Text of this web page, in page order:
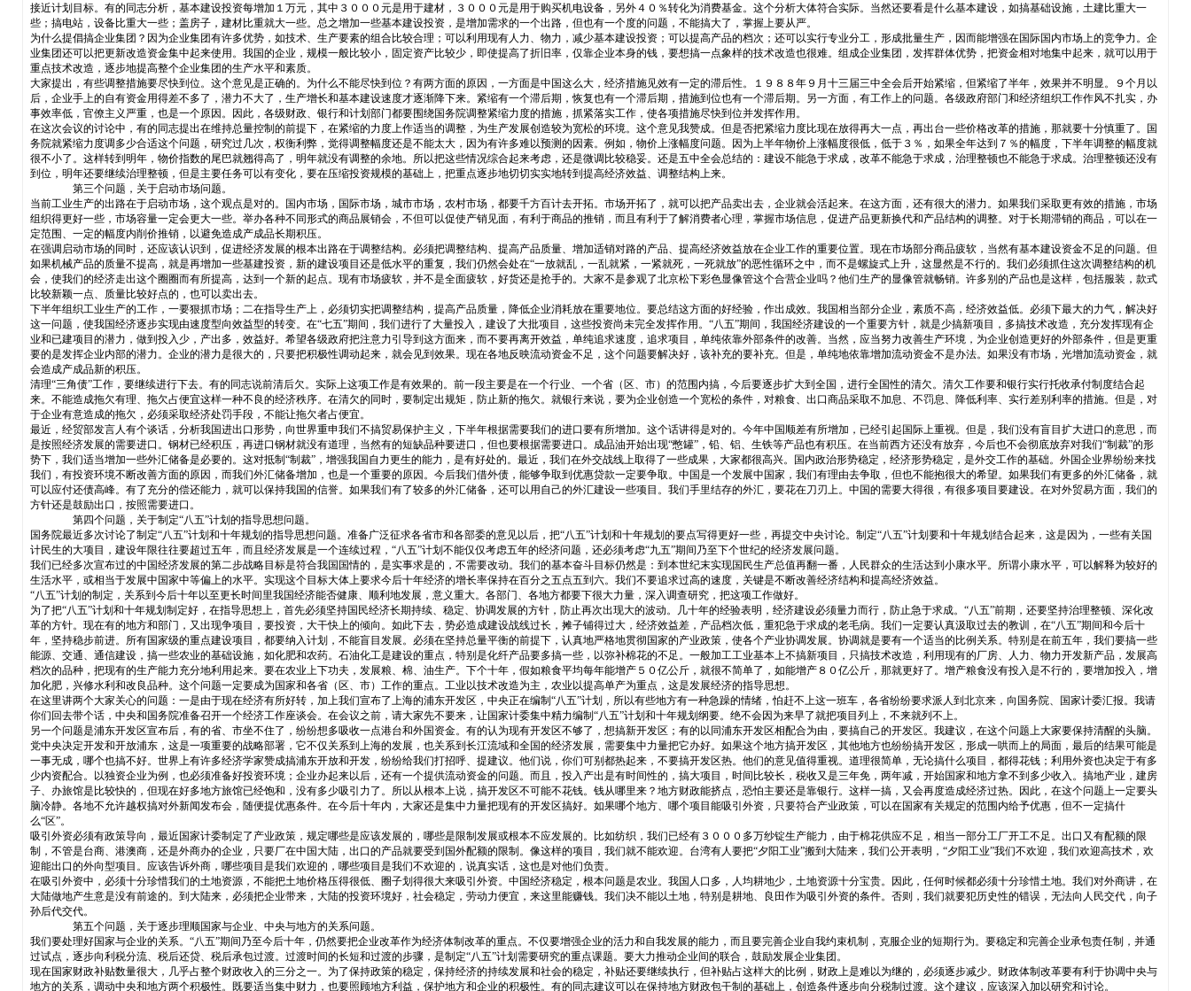
接近计划目标。有的同志分析，基本建设投资每增加１万元，其中３０００元是用于建材，３０００元是用于购买机电设备，另外４０％转化为消费基金。这个分析大体符合实际。当然还要看是什么基本建设，如搞基础设施，土建比重大一
些；搞电站，设备比重大一些；盖房子，建材比重就大一些。总之增加一些基本建设投资，是增加需求的一个出路，但也有一个度的问题，不能搞大了，掌握上要从严。
为什么提倡搞企业集团？因为企业集团有许多优势，如技术、生产要素的组合比较合理；可以利用现有人力、物力，减少基本建设投资；可以提高产品的档次；还可以实行专业分工，形成批量生产，因而能增强在国际国内市场上的竞争力。企
业集团还可以把更新改造资金集中起来使用。我国的企业，规模一般比较小，固定资产比较少，即使提高了折旧率，仅靠企业本身的钱，要想搞一点象样的技术改造也很难。组成企业集团，发挥群体优势，把资金相对地集中起来，就可以用于
重点技术改造，逐步地提高整个企业集团的生产水平和素质。
大家提出，有些调整措施要尽快到位。这个意见是正确的。为什么不能尽快到位？有两方面的原因，一方面是中国这么大，经济措施见效有一定的滞后性。１９８８年９月十三届三中全会后开始紧缩，但紧缩了半年，效果并不明显。９个月以
后，企业手上的自有资金用得差不多了，潜力不大了，生产增长和基本建设速度才逐渐降下来。紧缩有一个滞后期，恢复也有一个滞后期，措施到位也有一个滞后期。另一方面，有工作上的问题。各级政府部门和经济组织工作作风不扎实，办
事效率低，官僚主义严重，也是一个原因。因此，各级财政、银行和计划部门都要围绕国务院调整紧缩力度的措施，抓紧落实工作，使各项措施尽快到位并发挥作用。
在这次会议的讨论中，有的同志提出在维持总量控制的前提下，在紧缩的力度上作适当的调整，为生产发展创造较为宽松的环境。这个意见我赞成。但是否把紧缩力度比现在放得再大一点，再出台一些价格改革的措施，那就要十分慎重了。国
务院就紧缩力度调多少合适这个问题，研究过几次，权衡利弊，觉得调整幅度还是不能太大，因为有许多难以预测的因素。例如，物价上涨幅度问题。因为上半年物价上涨幅度很低，低于３％，如果全年达到７％的幅度，下半年调整的幅度就
很不小了。这样转到明年，物价指数的尾巴就翘得高了，明年就没有调整的余地。所以把这些情况综合起来考虑，还是微调比较稳妥。还是五中全会总结的：建设不能急于求成，改革不能急于求成，治理整顿也不能急于求成。治理整顿还没有
到位，明年还要继续治理整顿，但是主要任务可以有变化，要在压缩投资规模的基础上，把重点逐步地切切实实地转到提高经济效益、调整结构上来。
第三个问题，关于启动市场问题。
当前工业生产的出路在于启动市场，这个观点是对的。国内市场，国际市场，城市市场，农村市场，都要千方百计去开拓。市场开拓了，就可以把产品卖出去，企业就会活起来。在这方面，还有很大的潜力。如果我们采取更有效的措施，市场
组织得更好一些，市场容量一定会更大一些。举办各种不同形式的商品展销会，不但可以促使产销见面，有利于商品的推销，而且有利于了解消费者心理，掌握市场信息，促进产品更新换代和产品结构的调整。对于长期滞销的商品，可以在一
定范围、一定的幅度内削价推销，以避免造成产成品长期积压。
在强调启动市场的同时，还应该认识到，促进经济发展的根本出路在于调整结构。必须把调整结构、提高产品质量、增加适销对路的产品、提高经济效益放在企业工作的重要位置。现在市场部分商品疲软，当然有基本建设资金不足的问题。但
如果机械产品的质量不提高，就是再增加一些基建投资，新的建设项目还是低水平的重复，我们仍然会处在“一放就乱，一乱就紧，一紧就死，一死就放”的恶性循环之中，而不是螺旋式上升，这显然是不行的。我们必须抓住这次调整结构的机
会，使我们的经济走出这个圈圈而有所提高，达到一个新的起点。现有市场疲软，并不是全面疲软，好货还是抢手的。大家不是参观了北京松下彩色显像管这个合营企业吗？他们生产的显像管就畅销。许多别的产品也是这样，包括服装，款式
比较新颖一点、质量比较好点的，也可以卖出去。
下半年组织工业生产的工作，一要狠抓市场；二在指导生产上，必须切实把调整结构，提高产品质量，降低企业消耗放在重要地位。要总结这方面的好经验，作出成效。我国相当部分企业，素质不高，经济效益低。必须下最大的力气，解决好
这一问题，使我国经济逐步实现由速度型向效益型的转变。在“七五”期间，我们进行了大量投入，建设了大批项目，这些投资尚未完全发挥作用。“八五”期间，我国经济建设的一个重要方针，就是少搞新项目，多搞技术改造，充分发挥现有企
业和已建项目的潜力，做到投入少，产出多，效益好。希望各级政府把注意力引导到这方面来，而不要再离开效益，单纯追求速度，追求项目，单纯依靠外部条件的改善。当然，应当努力改善生产环境，为企业创造更好的外部条件，但是更重
要的是发挥企业内部的潜力。企业的潜力是很大的，只要把积极性调动起来，就会见到效果。现在各地反映流动资金不足，这个问题要解决好，该补充的要补充。但是，单纯地依靠增加流动资金不是办法。如果没有市场，光增加流动资金，就
会造成产成品新的积压。
清理“三角债”工作，要继续进行下去。有的同志说前清后欠。实际上这项工作是有效果的。前一段主要是在一个行业、一个省（区、市）的范围内搞，今后要逐步扩大到全国，进行全国性的清欠。清欠工作要和银行实行托收承付制度结合起
来。不能造成拖欠有理、拖欠占便宜这样一种不良的经济秩序。在清欠的同时，要制定出规矩，防止新的拖欠。就银行来说，要为企业创造一个宽松的条件，对粮食、出口商品采取不加息、不罚息、降低利率、实行差别利率的措施。但是，对
于企业有意造成的拖欠，必须采取经济处罚手段，不能让拖欠者占便宜。
最近，经贸部发言人有个谈话，分析我国进出口形势，向世界重申我们不搞贸易保护主义，下半年根据需要我们的进口要有所增加。这个话讲得是对的。今年中国顺差有所增加，已经引起国际上重视。但是，我们没有盲目扩大进口的意思，而
是按照经济发展的需要进口。钢材已经积压，再进口钢材就没有道理，当然有的短缺品种要进口，但也要根据需要进口。成品油开始出现“憋罐”，铅、铝、生铁等产品也有积压。在当前西方还没有放弃，今后也不会彻底放弃对我们“制裁”的形
势下，我们适当增加一些外汇储备是必要的。这对抵制“制裁”，增强我国自力更生的能力，是有好处的。最近，我们在外交战线上取得了一些成果，大家都很高兴。国内政治形势稳定，经济形势稳定，是外交工作的基础。外国企业界纷纷来找
我们，有投资环境不断改善方面的原因，而我们外汇储备增加，也是一个重要的原因。今后我们借外债，能够争取到优惠贷款一定要争取。中国是一个发展中国家，我们有理由去争取，但也不能抱很大的希望。如果我们有更多的外汇储备，就
可以应付还债高峰。有了充分的偿还能力，就可以保持我国的信誉。如果我们有了较多的外汇储备，还可以用自己的外汇建设一些项目。我们手里结存的外汇，要花在刀刃上。中国的需要大得很，有很多项目要建设。在对外贸易方面，我们的
方针还是鼓励出口，按照需要进口。
第四个问题，关于制定“八五”计划的指导思想问题。
国务院最近多次讨论了制定“八五”计划和十年规划的指导思想问题。准备广泛征求各省市和各部委的意见以后，把“八五”计划和十年规划的要点写得更好一些，再提交中央讨论。制定“八五”计划要和十年规划结合起来，这是因为，一些有关国
计民生的大项目，建设年限往往要超过五年，而且经济发展是一个连续过程，“八五”计划不能仅仅考虑五年的经济问题，还必须考虑“九五”期间乃至下个世纪的经济发展问题。
我们已经多次宣布过的中国经济发展的第二步战略目标是符合我国国情的，是实事求是的，不需要改动。我们的基本奋斗目标仍然是：到本世纪末实现国民生产总值再翻一番，人民群众的生活达到小康水平。所谓小康水平，可以解释为较好的
生活水平，或相当于发展中国家中等偏上的水平。实现这个目标大体上要求今后十年经济的增长率保持在百分之五点五到六。我们不要追求过高的速度，关键是不断改善经济结构和提高经济效益。
“八五”计划的制定，关系到今后十年以至更长时间里我国经济能否健康、顺利地发展，意义重大。各部门、各地方都要下很大力量，深入调查研究，把这项工作做好。
为了把“八五”计划和十年规划制定好，在指导思想上，首先必须坚持国民经济长期持续、稳定、协调发展的方针，防止再次出现大的波动。几十年的经验表明，经济建设必须量力而行，防止急于求成。“八五”前期，还要坚持治理整顿、深化改
革的方针。现在有的地方和部门，又出现争项目，要投资，大干快上的倾向。如此下去，势必造成建设战线过长，摊子铺得过大，经济效益差，产品档次低，重犯急于求成的老毛病。我们一定要认真汲取过去的教训，在“八五”期间和今后十
年，坚持稳步前进。所有国家级的重点建设项目，都要纳入计划，不能盲目发展。必须在坚持总量平衡的前提下，认真地严格地贯彻国家的产业政策，使各个产业协调发展。协调就是要有一个适当的比例关系。特别是在前五年，我们要搞一些
能源、交通、通信建设，搞一些农业的基础设施，如化肥和农药。石油化工是建设的重点，特别是化纤产品要多搞一些，以弥补棉花的不足。一般加工工业基本上不搞新项目，只搞技术改造，利用现有的厂房、人力、物力开发新产品，发展高
档次的品种，把现有的生产能力充分地利用起来。要在农业上下功夫，发展粮、棉、油生产。下个十年，假如粮食平均每年能增产５０亿公斤，就很不简单了，如能增产８０亿公斤，那就更好了。增产粮食没有投入是不行的，要增加投入，增
加化肥，兴修水利和改良品种。这个问题一定要成为国家和各省（区、市）工作的重点。工业以技术改造为主，农业以提高单产为重点，这是发展经济的指导思想。
在这里讲两个大家关心的问题：一是由于现在经济有所好转，加上我们宣布了上海的浦东开发区，中央正在编制“八五”计划，所以有些地方有一种急躁的情绪，怕赶不上这一班车，各省纷纷要求派人到北京来，向国务院、国家计委汇报。我请
你们回去带个话，中央和国务院准备召开一个经济工作座谈会。在会议之前，请大家先不要来，让国家计委集中精力编制“八五”计划和十年规划纲要。绝不会因为来早了就把项目列上，不来就列不上。
另一个问题是浦东开发区宣布后，有的省、市坐不住了，纷纷想多吸收一点港台和外国资金。有的认为现有开发区不够了，想搞新开发区；有的以同浦东开发区相配合为由，要搞自己的开发区。我建议，在这个问题上大家要保持清醒的头脑。
党中央决定开发和开放浦东，这是一项重要的战略部署，它不仅关系到上海的发展，也关系到长江流域和全国的经济发展，需要集中力量把它办好。如果这个地方搞开发区，其他地方也纷纷搞开发区，形成一哄而上的局面，最后的结果可能是
一事无成，哪个也搞不好。世界上有许多经济学家赞成搞浦东开放和开发，纷纷给我们打招呼、提建议。他们说，你们可别都热起来，不要搞开发区热。他们的意见值得重视。道理很简单，无论搞什么项目，都得花钱；利用外资也决定于有多
少内资配合。以独资企业为例，也必须准备好投资环境；企业办起来以后，还有一个提供流动资金的问题。而且，投入产出是有时间性的，搞大项目，时间比较长，税收又是三年免，两年减，开始国家和地方拿不到多少收入。搞地产业，建房
子、办旅馆是比较快的，但现在好多地方旅馆已经饱和，没有多少吸引力了。所以从根本上说，搞开发区不可能不花钱。钱从哪里来？地方财政能挤点，恐怕主要还是靠银行。这样一搞，又会再度造成经济过热。因此，在这个问题上一定要头
脑冷静。各地不允许越权搞对外新闻发布会，随便提优惠条件。在今后十年内，大家还是集中力量把现有的开发区搞好。如果哪个地方、哪个项目能吸引外资，只要符合产业政策，可以在国家有关规定的范围内给予优惠，但不一定搞什
么“区”。
吸引外资必须有政策导向，最近国家计委制定了产业政策，规定哪些是应该发展的，哪些是限制发展或根本不应发展的。比如纺织，我们已经有３０００多万纱锭生产能力，由于棉花供应不足，相当一部分工厂开工不足。出口又有配额的限
制，不管是台商、港澳商，还是外商办的企业，只要厂在中国大陆，出口的产品就要受到国外配额的限制。像这样的项目，我们就不能欢迎。台湾有人要把“夕阳工业”搬到大陆来，我们公开表明，“夕阳工业”我们不欢迎，我们欢迎高技术，欢
迎能出口的外向型项目。应该告诉外商，哪些项目是我们欢迎的，哪些项目是我们不欢迎的，说真实话，这也是对他们负责。
在吸引外资中，必须十分珍惜我们的土地资源，不能把土地价格压得很低、圈子划得很大来吸引外资。中国经济稳定，根本问题是农业。我国人口多，人均耕地少，土地资源十分宝贵。因此，任何时候都必须十分珍惜土地。我们对外商讲，在
大陆做地产生意是没有前途的。到大陆来，必须把企业带来，大陆的投资环境好，社会稳定，劳动力便宜，来这里能赚钱。我们决不能以土地，特别是耕地、良田作为吸引外资的条件。否则，我们就要犯历史性的错误，无法向人民交代，向子
孙后代交代。
第五个问题，关于逐步理顺国家与企业、中央与地方的关系问题。
我们要处理好国家与企业的关系。“八五”期间乃至今后十年，仍然要把企业改革作为经济体制改革的重点。不仅要增强企业的活力和自我发展的能力，而且要完善企业自我约束机制，克服企业的短期行为。要稳定和完善企业承包责任制，并通
过试点，逐步向利税分流、税后还贷、税后承包过渡。过渡时间的长短和过渡的步骤，是制定“八五”计划需要研究的重点课题。要大力推动企业间的联合，鼓励发展企业集团。
现在国家财政补贴数量很大，几乎占整个财政收入的三分之一。为了保持政策的稳定，保持经济的持续发展和社会的稳定，补贴还要继续执行，但补贴占这样大的比例，财政上是难以为继的，必须逐步减少。财政体制改革要有利于协调中央与
地方的关系，调动中央和地方两个积极性。既要适当集中财力，也要照顾地方利益，保护地方和企业的积极性。有的同志建议可以在保持地方财政包干制的基础上，创造条件逐步向分税制过渡。这个建议，应该深入加以研究和讨论。